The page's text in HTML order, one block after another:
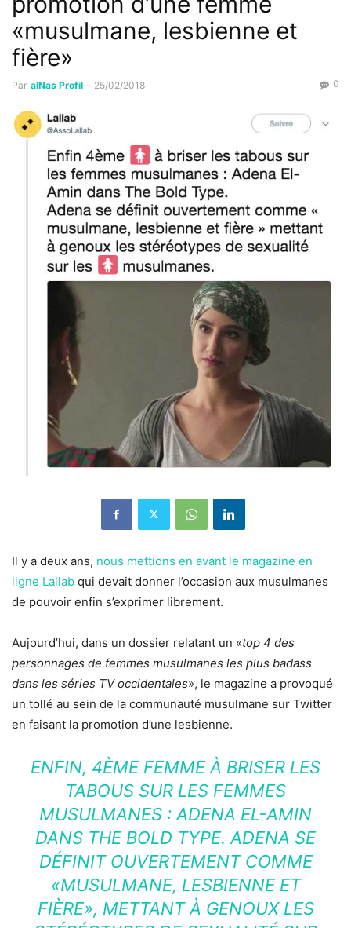
«musulmane, lesbienne et
fière»
Par alNas Profil - 25/02/2018 0
Il y a deux ans, nous mettions en avant le magazine en
ligne Lallab qui devait donner l’occasion aux musulmanes
de pouvoir enfin s’exprimer librement.
Aujourd’hui, dans un dossier relatant un «top 4 des
personnages de femmes musulmanes les plus badass
dans les séries TV occidentales», le magazine a provoqué
un tollé au sein de la communauté musulmane sur Twitter
en faisant la promotion d’une lesbienne.
ENFIN, 4ÈME FEMME À BRISER LES
TABOUS SUR LES FEMMES
MUSULMANES : ADENA EL-AMIN
DANS THE BOLD TYPE. ADENA SE
DÉFINIT OUVERTEMENT COMME
«MUSULMANE, LESBIENNE ET
FIÈRE», METTANT À GENOUX LES